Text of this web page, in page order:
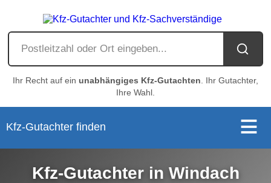
Ihr Recht auf ein unabhängiges Kfz-Gutachten . Ihr Gutachter,
Ihre Wahl.
Kfz-Gutachter finden
Kfz-Gutachter in Windach